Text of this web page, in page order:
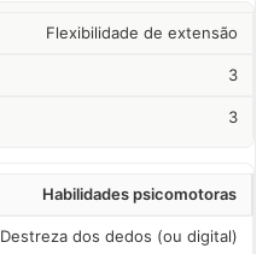
Flexibilidade de extensão
3
3
Habilidades psicomotoras
Destreza dos dedos (ou digital)